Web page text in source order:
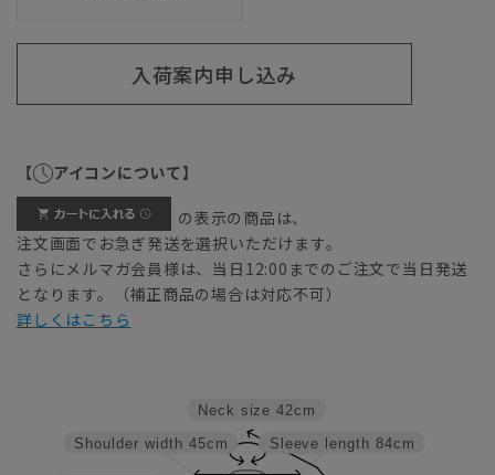
入荷案内申し込み
【 アイコンについて】
の表示の商品は、
注文画面でお急ぎ発送を選択いただけます。
さらにメルマガ会員様は、当日12:00までのご注文で当日発送
となります。（補正商品の場合は対応不可）
詳しくはこちら
Sleeve length 84cm
Neck size 42cm
Shoulder width 45cm